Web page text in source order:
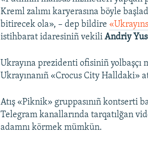
Kreml zalımı karyerasına böyle
bitirecek ola», – dep bildire
istihbarat idaresiniñ vekiliAndriy
Ukrayına prezidenti ofisiniñ yolbaşçı
Ukrayınanıñ «Crocus City Halldaki»
Atış «Piknik» gruppasınıñ kontserti
Telegram kanallarında tarqatılğan
adamnı körmek mümkün.